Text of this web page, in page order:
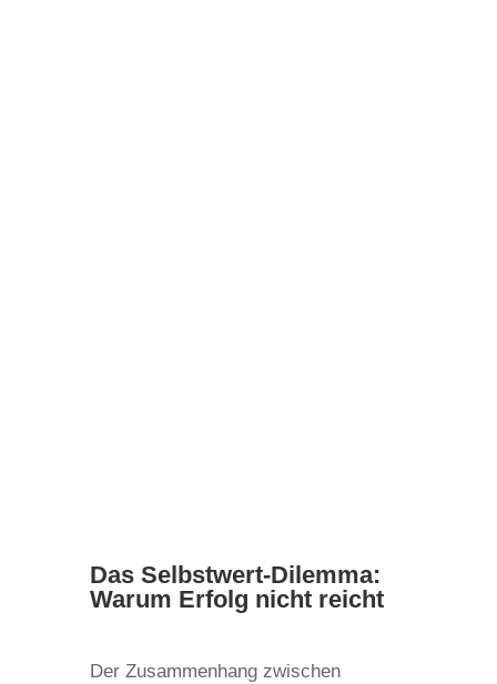
Das Selbstwert-Dilemma:
Warum Erfolg nicht reicht
Der Zusammenhang zwischen